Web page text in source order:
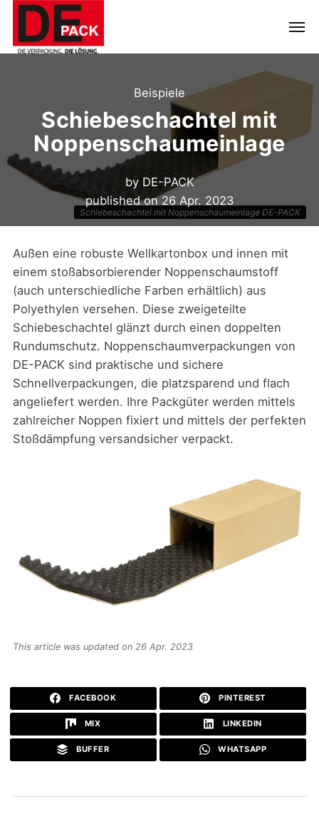
Beispiele
Schiebeschachtel mit
Noppenschaumeinlage
by DE-PACK
published on26 Apr. 2023
Schiebeschachtel mit Noppenschaumeinlage DE-PACK
Außen eine robuste Wellkartonbox und innen mit
einem stoßabsorbierender Noppenschaumstoff
(auch unterschiedliche Farben erhältlich) aus
Polyethylen versehen. Diese zweigeteilte
Schiebeschachtel glänzt durch einen doppelten
Rundumschutz. Noppenschaumverpackungen von
DE-PACK sind praktische und sichere
Schnellverpackungen, die platzsparend und flach
angeliefert werden. Ihre Packgüter werden mittels
zahlreicher Noppen fixiert und mittels der perfekten
Stoßdämpfung versandsicher verpackt.
This article was updated on 26 Apr. 2023
FACEBOOK PINTEREST
MIX LINKEDIN
BUFFER WHATSAPP